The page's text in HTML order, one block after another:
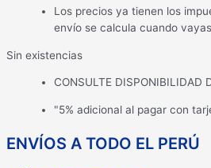
Los precios ya tienen los
envío se calcula cuando
Sin existencias
CONSULTE DISPONIBILIDAD
"5% adicional al pagar con
ENVÍOS A TODO EL PERÚ